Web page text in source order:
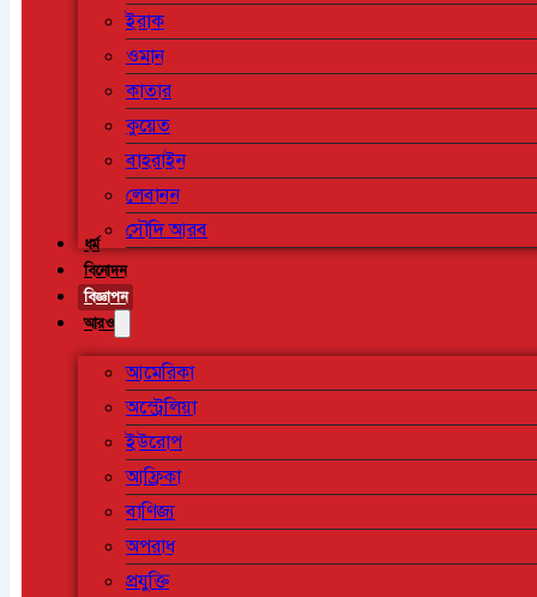
ইরাক
ওমান
কাতার
কুয়েত
বাহরাইন
লেবানন
সৌদি আরব
ধর্ম
বিনোদন
বিজ্ঞাপন
আরও
আমেরিকা
অস্ট্রেলিয়া
ইউরোপ
আফ্রিকা
বাণিজ্য
অপরাধ
প্রযুক্তি